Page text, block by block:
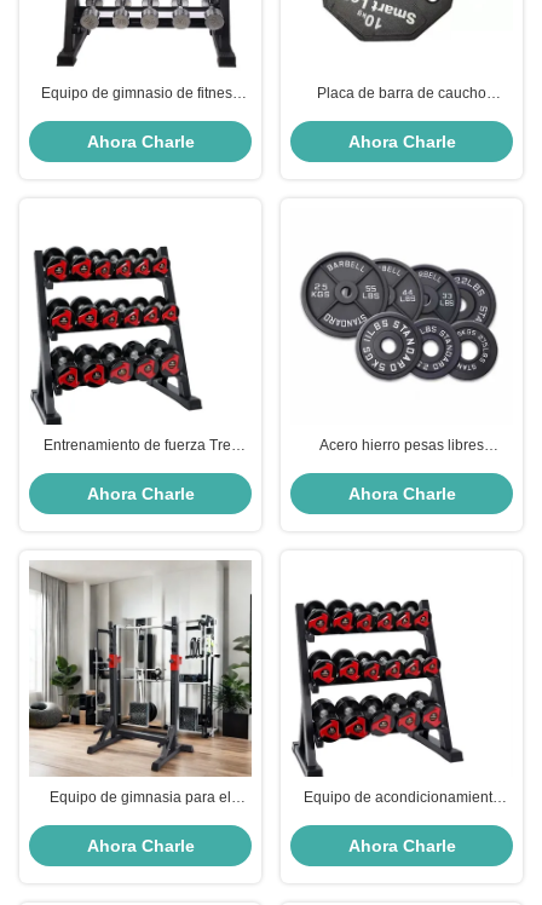
Equipo de gimnasio de fitness
libre
Ahora Charle
Placa de barra de caucho
para el hogar
Ahora Charle
Entrenamiento de fuerza Tres
de acondicionamiento físico
Ahora Charle
Acero hierro pesas libres
acondicionamiento físico 5LB
Ahora Charle
Equipo de gimnasia para el
acondicionamiento físico con
soporte de energía multifunción
Ahora Charle
Equipo de acondicionamiento
Conjunto metálico para el
entrenamiento de fuerza
Ahora Charle